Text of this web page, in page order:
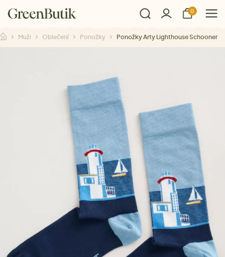
0
Muži Oblečení Ponožky Ponožky Arty Lighthouse Schooner